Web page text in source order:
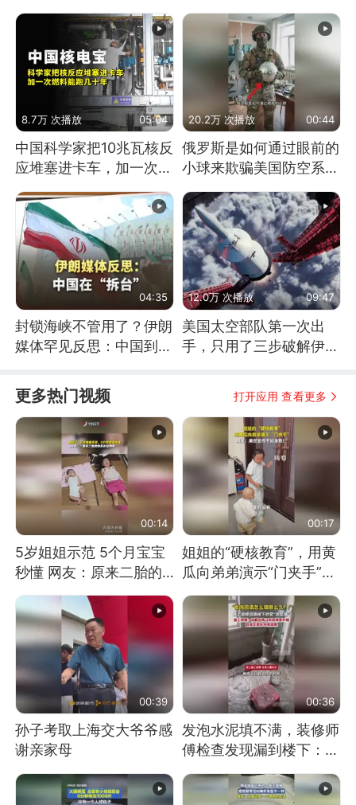
始？
8.7万 次播放 05:04
中国科学家把10兆瓦核反
应堆塞进卡车，加一次燃
20.2万 次播放 00:44
俄罗斯是如何通过眼前的
小球来欺骗美国防空系统
04:35
封锁海峡不管用了？伊朗
媒体罕见反思：中国到底
12.0万 次播放 09:47
美国太空部队第一次出
手，只用了三步破解伊朗
更多热门视频 打开应用 查看更多
00:14
5岁姐姐示范 5个月宝宝
秒懂 网友：原来二胎的
快乐长这样
00:17
姐姐的“硬核教育”，用黄
瓜向弟弟演示“门夹手”，
网友：果然言传不如身
教！
00:39
孙子考取上海交大爷爷感
谢亲家母
00:36
发泡水泥填不满，装修师
傅检查发现漏到楼下：出
风口未延伸到外墙